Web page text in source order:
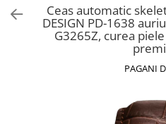
Ceas automatic
DESIGN PD-1638
G3265Z, curea
PAGANI